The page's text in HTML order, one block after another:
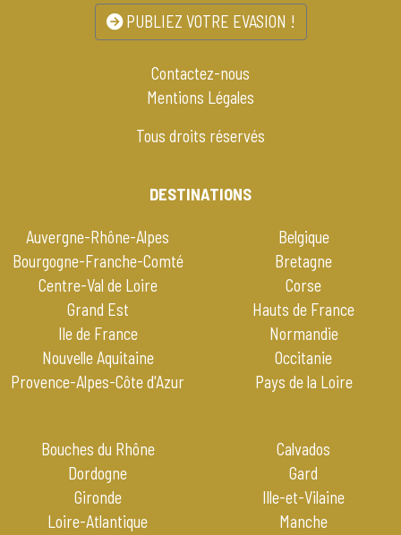
PUBLIEZ VOTRE EVASION !
Contactez-nous
Mentions Légales
Tous droits réservés
DESTINATIONS
Auvergne-Rhône-Alpes
Belgique
Bourgogne-Franche-Comté
Bretagne
Centre-Val de Loire
Corse
Grand Est
Hauts de France
Ile de France
Normandie
Nouvelle Aquitaine
Occitanie
Provence-Alpes-Côte d'Azur
Pays de la Loire
Bouches du Rhône
Calvados
Dordogne
Gard
Gironde
Ille-et-Vilaine
Loire-Atlantique
Manche